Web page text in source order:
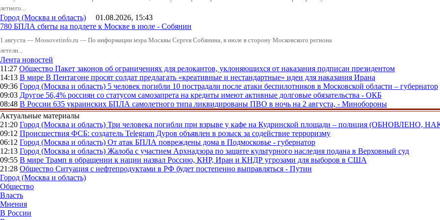
летнего...
Город (Москва и область) 01.08.2026, 15:43
780 БПЛА сбиты на подлете к Москве в июле - Собянин
1 августа — Mossovetinfo.ru — По информации мэра Москвы Сергея Собянина, в июле в сторону Московского региона
летели...
Лента новостей
11:27 Общество Пакет законов об ограничениях для релокантов, уклоняющихся от наказания подписан президентом
14:13 В мире В Пентагоне просят солдат предлагать «креативные и нестандартные» идеи для наказания Ирана
09:36 Город (Москва и область) 5 человек погибли 10 пострадали после атаки беспилотников в Московской области – губернатор
09:03 Другое 56,4% россиян со статусом самозапрета на кредиты имеют активные долговые обязательства - ОКБ
08:48 В России 635 украинских БПЛА самолетного типа ликвидированы ПВО в ночь на 2 августа, - Минобороны
Актуальные материалы
21:20 Город (Москва и область) Три человека погибли при взрыве у кафе на Кудринской площади – полиция (ОБНОВЛЕНО,
09:12 Происшествия ФСБ: создатель Telegram Дуров объявлен в розыск за содействие терроризму
06:12 Город (Москва и область) От атак БПЛА повреждены дома в Подмосковье - губернатор
12:13 Город (Москва и область) Жалоба с участием Архнадзора по защите культурного наследия подана в Верховный суд
09:55 В мире Трамп в обращении к нации назвал Россию, КНР, Иран и КНДР угрозами для выборов в США
21:28 Общество Ситуация с нефтепродуктами в РФ будет постепенно выправляться - Путин
Город (Москва и область)
Общество
Власть
Мнения
В России